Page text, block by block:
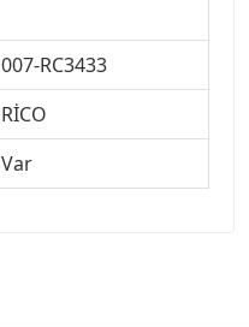
007-RC3433
RİCO
Var